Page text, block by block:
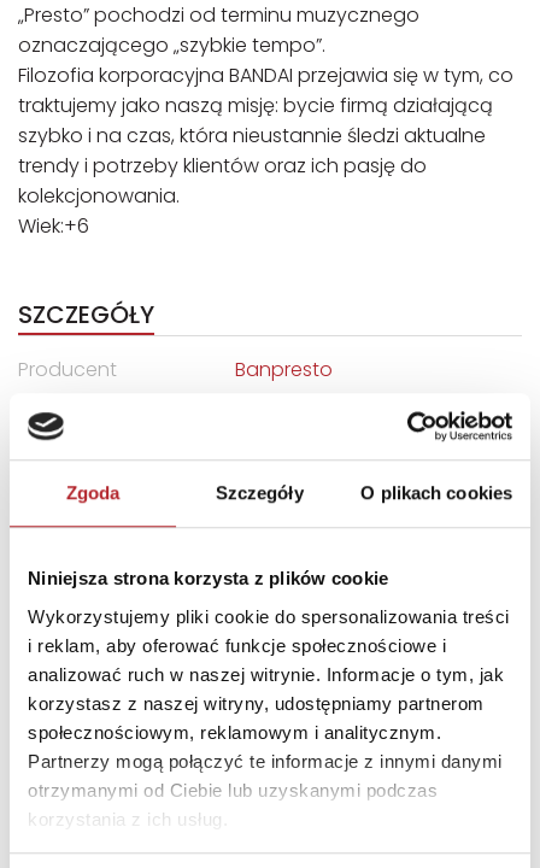
Zgoda Szczegóły O plikach cookies
Niniejsza strona korzysta z plików cookie
Wykorzystujemy pliki cookie do spersonalizowania treści
i reklam, aby oferować funkcje społecznościowe i
analizować ruch w naszej witrynie. Informacje o tym, jak
korzystasz z naszej witryny, udostępniamy partnerom
społecznościowym, reklamowym i analitycznym.
Partnerzy mogą połączyć te informacje z innymi danymi
otrzymanymi od Ciebie lub uzyskanymi podczas
korzystania z ich usług.
„Presto” pochodzi od terminu muzycznego
oznaczającego „szybkie tempo”.
Filozofia korporacyjna BANDAI przejawia się w tym, co
traktujemy jako naszą misję: bycie firmą działającą
szybko i na czas, która nieustannie śledzi aktualne
trendy i potrzeby klientów oraz ich pasję do
kolekcjonowania.
Wiek:+6
SZCZEGÓŁY
Producent
Banpresto
Kod EAN
Sprzedaż od
2023-09-12
Rodzaj
Zabawki
Zwrot towaru
Brak prawa zwrotu
DANE OSOBY ODPOWIEDZIALNEJ
Nazwa
SUPERBUZZ SPÓŁKA Z
OGRANICZONĄ
ODPOWIEDZIALNOŚCIĄ
Ulica
ul. Sokratesa 9/264